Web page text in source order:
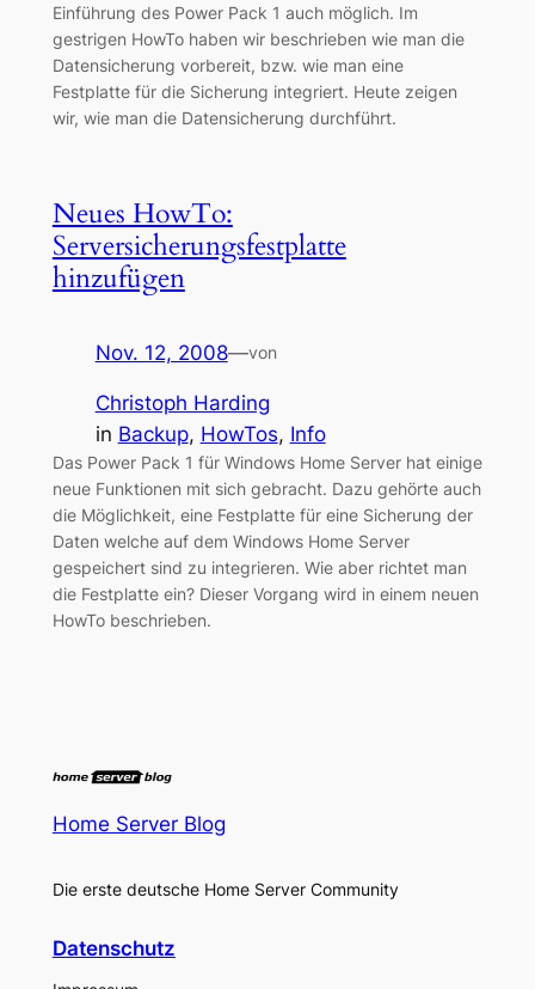
Einführung des Power Pack 1 auch möglich. Im
gestrigen HowTo haben wir beschrieben wie man die
Datensicherung vorbereit, bzw. wie man eine
Festplatte für die Sicherung integriert. Heute zeigen
wir, wie man die Datensicherung durchführt.
Neues HowTo:
Serversicherungsfestplatte
hinzufügen
Nov. 12, 2008—von
Christoph Harding
in Backup, HowTos, Info
Das Power Pack 1 für Windows Home Server hat einige
neue Funktionen mit sich gebracht. Dazu gehörte auch
die Möglichkeit, eine Festplatte für eine Sicherung der
Daten welche auf dem Windows Home Server
gespeichert sind zu integrieren. Wie aber richtet man
die Festplatte ein? Dieser Vorgang wird in einem neuen
HowTo beschrieben.
Home Server Blog
Die erste deutsche Home Server Community
Datenschutz